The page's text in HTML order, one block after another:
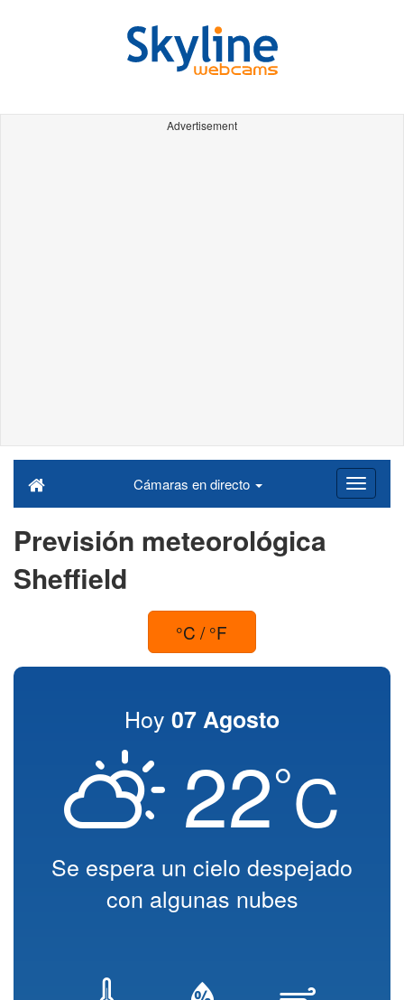
Advertisement
Cámaras en directo
Previsión meteorológica
Sheffield
°C / °F
Hoy 07 Agosto
22°C
Se espera un cielo despejado
con algunas nubes